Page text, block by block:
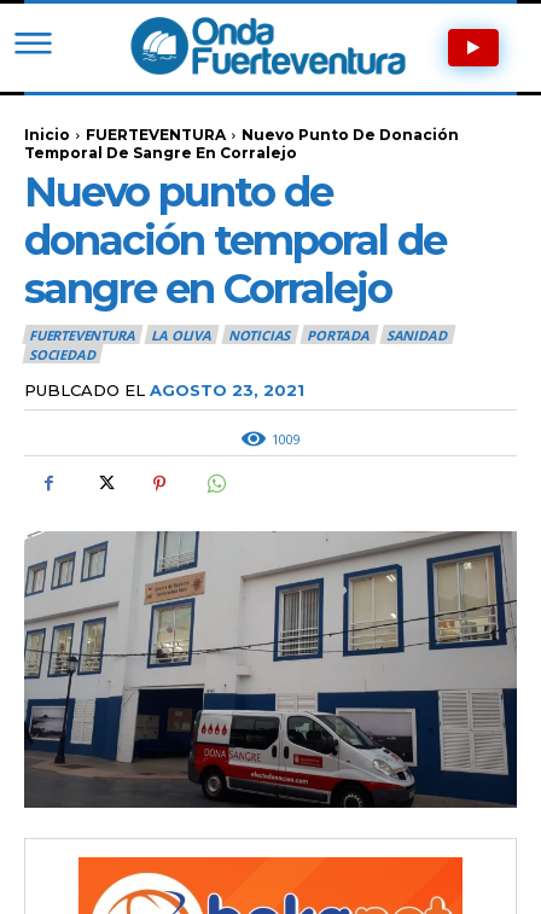
Inicio FUERTEVENTURA
Nuevo Punto De Donación
Temporal De Sangre En Corralejo
Nuevo punto de
donación temporal de
sangre en Corralejo
FUERTEVENTURA LA OLIVA NOTICIAS PORTADA
SANIDAD
SOCIEDAD
PUBLCADO EL AGOSTO 23, 2021
1009